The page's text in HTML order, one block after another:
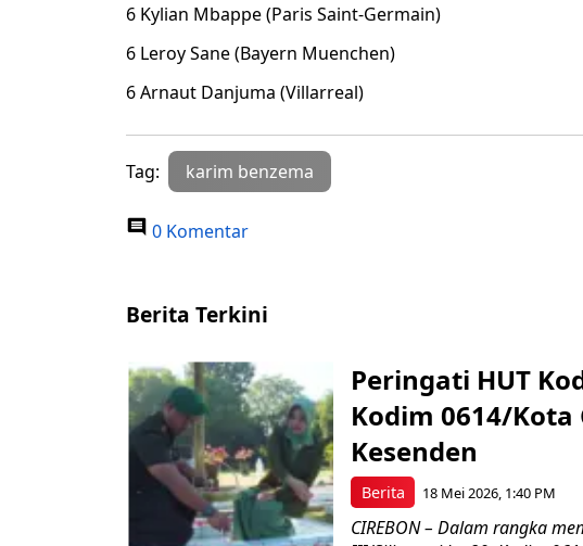
6 Kylian Mbappe (Paris Saint-Germain)
6 Leroy Sane (Bayern Muenchen)
6 Arnaut Danjuma (Villarreal)
Tag: karim benzema
0 Komentar
Berita Terkini
Berita
Peringati HUT
Kodim 0614/Kota
Kesenden
18 Mei 2026, 1:40 PM
CIREBON – Dalam rangka